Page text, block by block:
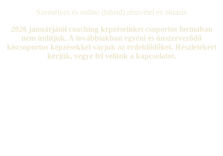
Személyes és online (hibrid) részvétel és oktatás
2026 januárjától coaching képzéseinket csoportos formában
nem indítjuk. A továbbiakban egyéni és önszerveződő
kiscsoportos képzésekkel várjuk az érdeklődőket. Részletekért
kérjük, vegye fel velünk a kapcsolatot.